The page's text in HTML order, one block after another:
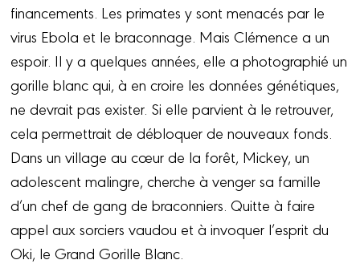
financements. Les primates y sont menacés par le
virus Ebola et le braconnage. Mais Clémence a un
espoir. Il y a quelques années, elle a photographié un
gorille blanc qui, à en croire les données génétiques,
ne devrait pas exister. Si elle parvient à le retrouver,
cela permettrait de débloquer de nouveaux fonds.
Dans un village au cœur de la forêt, Mickey, un
adolescent malingre, cherche à venger sa famille
d’un chef de gang de braconniers. Quitte à faire
appel aux sorciers vaudou et à invoquer l’esprit du
Oki, le Grand Gorille Blanc.